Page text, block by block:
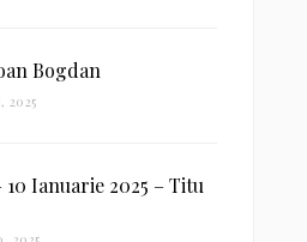
Bogdan
2025
10 Ianuarie 2025 – Titu